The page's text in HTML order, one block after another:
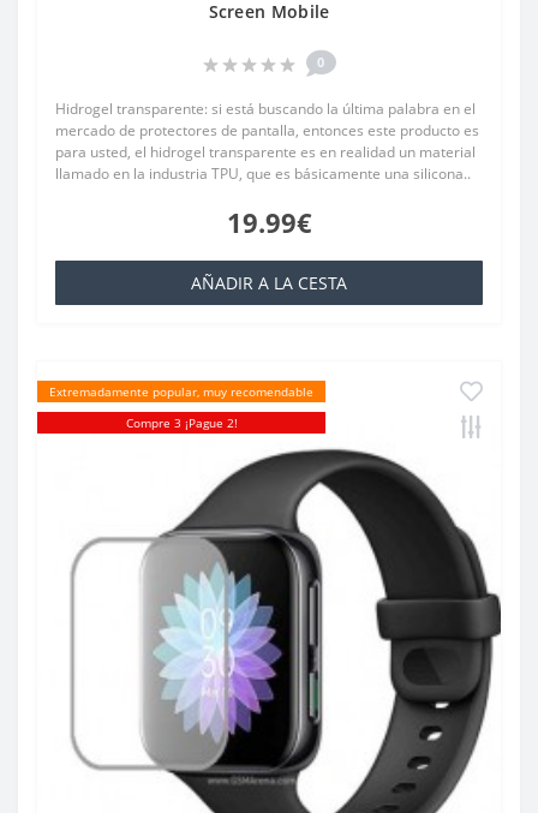
Screen Mobile
0
Hidrogel transparente: si está buscando la última palabra en el
mercado de protectores de pantalla, entonces este producto es
para usted, el hidrogel transparente es en realidad un material
llamado en la industria TPU, que es básicamente una silicona..
19.99€
AÑADIR A LA CESTA
Extremadamente popular, muy recomendable
Compre 3 ¡Pague 2!